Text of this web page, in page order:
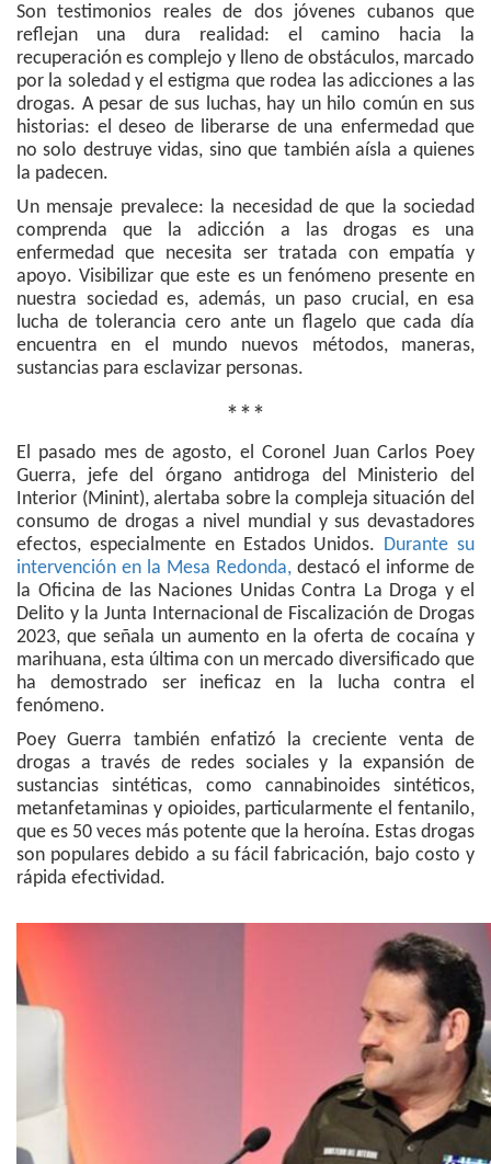
Son testimonios reales de dos jóvenes cubanos que
reflejan una dura realidad: el camino hacia la
recuperación es complejo y lleno de obstáculos, marcado
por la soledad y el estigma que rodea las adicciones a las
drogas. A pesar de sus luchas, hay un hilo común en sus
historias: el deseo de liberarse de una enfermedad que
no solo destruye vidas, sino que también aísla a quienes
la padecen.
Un mensaje prevalece: la necesidad de que la sociedad
comprenda que la adicción a las drogas es una
enfermedad que necesita ser tratada con empatía y
apoyo. Visibilizar que este es un fenómeno presente en
nuestra sociedad es, además, un paso crucial, en esa
lucha de tolerancia cero ante un flagelo que cada día
encuentra en el mundo nuevos métodos, maneras,
sustancias para esclavizar personas.
***
El pasado mes de agosto, el Coronel Juan Carlos Poey
Guerra, jefe del órgano antidroga del Ministerio del
Interior (Minint), alertaba sobre la compleja situación del
consumo de drogas a nivel mundial y sus devastadores
efectos, especialmente en Estados Unidos. Durante su
intervención en la Mesa Redonda, destacó el informe de
la Oficina de las Naciones Unidas Contra La Droga y el
Delito y la Junta Internacional de Fiscalización de Drogas
2023, que señala un aumento en la oferta de cocaína y
marihuana, esta última con un mercado diversificado que
ha demostrado ser ineficaz en la lucha contra el
fenómeno.
Poey Guerra también enfatizó la creciente venta de
drogas a través de redes sociales y la expansión de
sustancias sintéticas, como cannabinoides sintéticos,
metanfetaminas y opioides, particularmente el fentanilo,
que es 50 veces más potente que la heroína. Estas drogas
son populares debido a su fácil fabricación, bajo costo y
rápida efectividad.